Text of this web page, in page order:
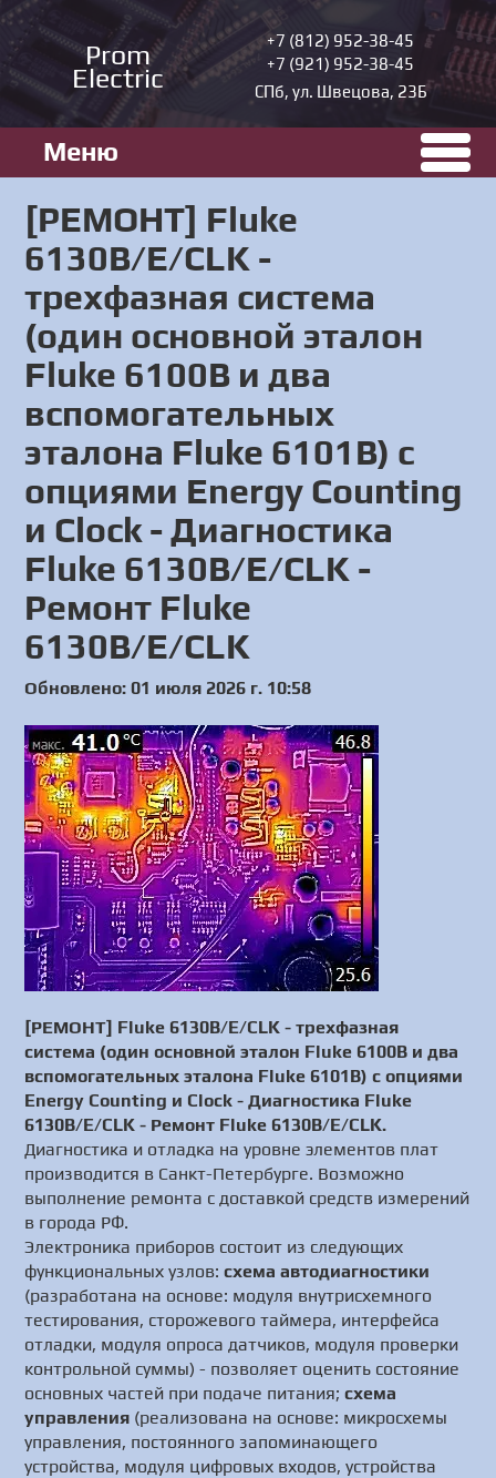
Prom
Electric
+7 (812) 952-38-45
+7 (921) 952-38-45
СПб, ул. Швецова, 23Б
Меню
[РЕМОНТ] Fluke
6130B/E/CLK -
трехфазная система
(один основной эталон
Fluke 6100B и два
вспомогательных
эталона Fluke 6101B) с
опциями Energy Counting
и Clock - Диагностика
Fluke 6130B/E/CLK -
Ремонт Fluke
6130B/E/CLK
Обновлено: 01 июля 2026 г. 10:58
[РЕМОНТ] Fluke 6130B/E/CLK - трехфазная
система (один основной эталон Fluke 6100B и два
вспомогательных эталона Fluke 6101B) с опциями
Energy Counting и Clock - Диагностика Fluke
6130B/E/CLK - Ремонт Fluke 6130B/E/CLK.
Диагностика и отладка на уровне элементов плат
производится в Санкт-Петербурге. Возможно
выполнение ремонта с доставкой средств измерений
в города РФ.
Электроника приборов состоит из следующих
функциональных узлов:схема автодиагностики
(разработана на основе: модуля внутрисхемного
тестирования, сторожевого таймера, интерфейса
отладки, модуля опроса датчиков, модуля проверки
контрольной суммы) - позволяет оценить состояние
основных частей при подаче питания;схема
управления (реализована на основе: микросхемы
управления, постоянного запоминающего
устройства, модуля цифровых входов, устройства